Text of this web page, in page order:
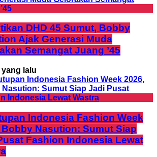
DHD 45 Sumut, Bobby
Ajak Generasi Muda
Semangat Juang ’45
lalu
Indonesia Fashion Week
Bobby Nasution: Sumut Siap
Fashion Indonesia Lewat